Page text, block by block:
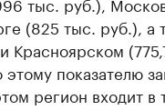
(825 тыс. руб.), а
Красноярском
показателю
регион входит в